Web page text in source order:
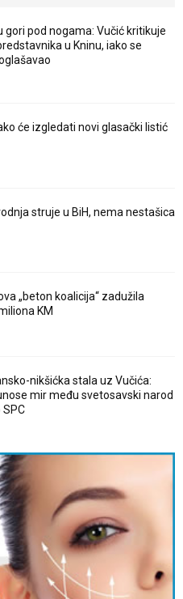
gori pod nogama: Vučić kritikuje
u Kninu, iako se
će izgledati novi glasački listić
struje u BiH, nema nestašica
„beton koalicija“ zadužila
KM
nikšićka stala uz Vučića:
mir među svetosavski narod